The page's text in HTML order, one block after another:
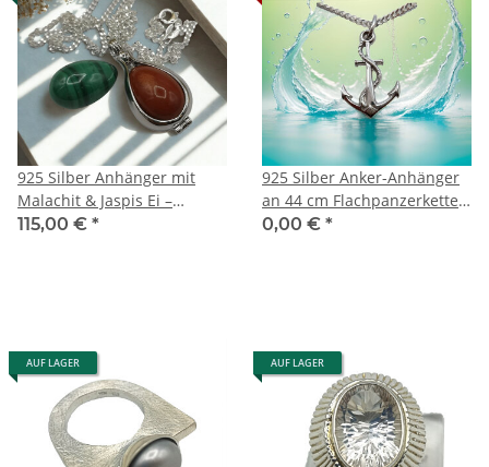
925 Silber Anhänger mit
Malachit & Jaspis Ei –
Wechselanhänger mit
115,00 € *
925 Silber Anker-Anhänger
an 44 cm Flachpanzerkette –
Rhodiniert & Symbolisch
0,00 € *
AUF LAGER AUF LAGER